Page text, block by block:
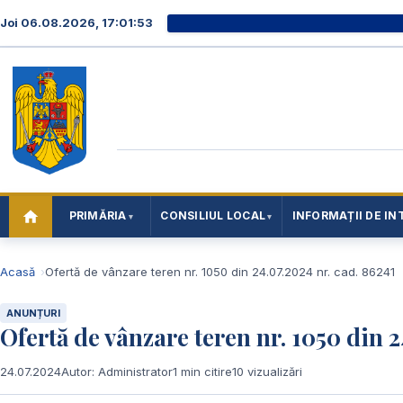
Joi 06.08.2026, 17:01:54
PRIMĂRIA CONSILIUL LOCAL INFORMAȚII DE
Acasă Ofertă de vânzare teren nr. 1050 din 24.07.2024 nr. cad. 86241
ANUNȚURI
Ofertă de vânzare teren nr. 1050 din
24.07.2024Autor: Administrator1 min citire10 vizualizări